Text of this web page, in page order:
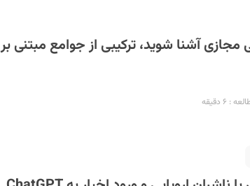
مجازی آشنا شوید، ترکیبی از جوامع مبتنی بر
: ۶ دقیقه